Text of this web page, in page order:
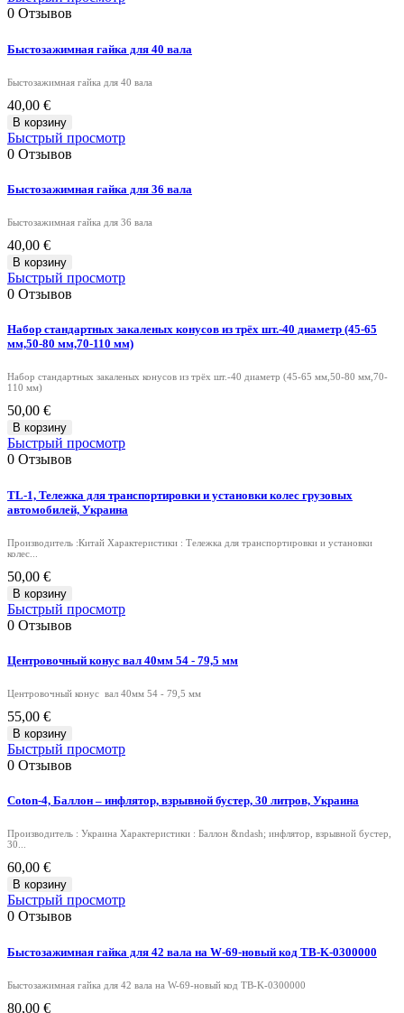
0 Отзывов
Быстозажимная гайка для 40 вала
Быстозажимная гайка для 40 вала
40,00 €
В корзину
Быстрый просмотр
0 Отзывов
Быстозажимная гайка для 36 вала
Быстозажимная гайка для 36 вала
40,00 €
В корзину
Быстрый просмотр
0 Отзывов
Набор стандартных закаленых конусов из трёх шт.-40 диаметр (45-65
мм,50-80 мм,70-110 мм)
Набор стандартных закаленых конусов из трёх шт.-40 диаметр (45-65 мм,50-80 мм,70-
110 мм)
50,00 €
В корзину
Быстрый просмотр
0 Отзывов
TL-1, Тележка для транспортировки и установки колес грузовых
автомобилей, Украина
Производитель :Китай Характеристики : Тележка для транспортировки и установки
колес...
50,00 €
В корзину
Быстрый просмотр
0 Отзывов
Центровочный конус вал 40мм 54 - 79,5 мм
Центровочный конус вал 40мм 54 - 79,5 мм
55,00 €
В корзину
Быстрый просмотр
0 Отзывов
Coton-4, Баллон – инфлятор, взрывной бустер, 30 литров, Украина
Производитель : Украина Характеристики : Баллон &ndash; инфлятор, взрывной бустер,
30...
60,00 €
В корзину
Быстрый просмотр
0 Отзывов
Быстозажимная гайка для 42 вала на W-69-новый код TB-K-0300000
Быстозажимная гайка для 42 вала на W-69-новый код TB-K-0300000
80,00 €